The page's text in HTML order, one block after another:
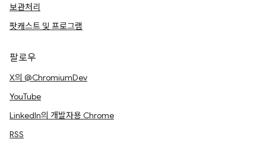
보관처리
팟캐스트 및 프로그램
팔로우
X의 @ChromiumDev
YouTube
LinkedIn의 개발자용 Chrome
RSS